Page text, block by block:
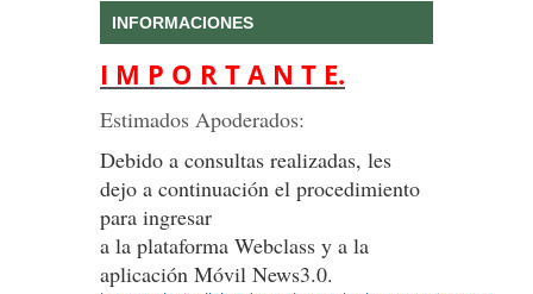
INFORMACIONES
I M P O R T A N T E.
Estimados Apoderados:
Debido a consultas realizadas, les
dejo a continuación el procedimiento
para ingresar
a la plataforma Webclass y a la
aplicación Móvil News3.0.